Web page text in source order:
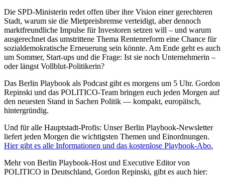
Die SPD-Ministerin redet offen über ihre Vision einer gerechteren
Stadt, warum sie die Mietpreisbremse verteidigt, aber dennoch
marktfreundliche Impulse für Investoren setzen will – und warum
ausgerechnet das umstrittene Thema Rentenreform eine Chance für
sozialdemokratische Erneuerung sein könnte. Am Ende geht es auch
um Sommer, Start-ups und die Frage: Ist sie noch Unternehmerin –
oder längst Vollblut-Politikerin?
Das Berlin Playbook als Podcast gibt es morgens um 5 Uhr. Gordon
Repinski und das POLITICO-Team bringen euch jeden Morgen auf
den neuesten Stand in Sachen Politik — kompakt, europäisch,
hintergründig.
Und für alle Hauptstadt-Profis: Unser Berlin Playbook-Newsletter
liefert jeden Morgen die wichtigsten Themen und Einordnungen.
Hier gibt es alle Informationen und das kostenlose Playbook-Abo.
Mehr von Berlin Playbook-Host und Executive Editor von
POLITICO in Deutschland, Gordon Repinski, gibt es auch hier: